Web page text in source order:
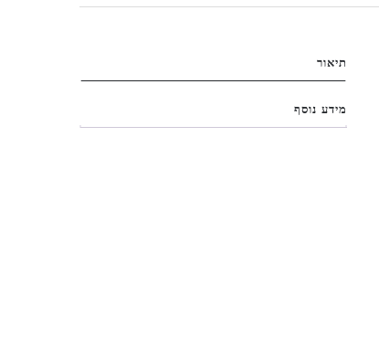
תיאור
מידע נוסף